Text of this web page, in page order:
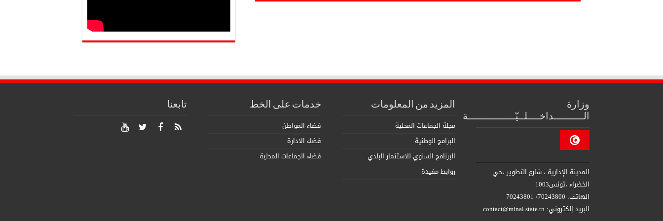
وزارة
الــــــــــداخــــلــيّــــــــــــــــة
المدينة الإدارية ، شارع التطوير ،حي
الخضراء ،تونس1003
الهاتف: 70243800/ 70243801
البريد إلكتروني: contact@minal.state.tn
المزيد من المعلومات
مجلة الجماعات المحلية
البرامج الوطنية
البرنامج السنوي للاستثمار البلدي
روابط مفيدة
خدمات على الخط
فضاء المواطن
فضاء الادارة
فضاء الجماعات المحلية
تابعنا